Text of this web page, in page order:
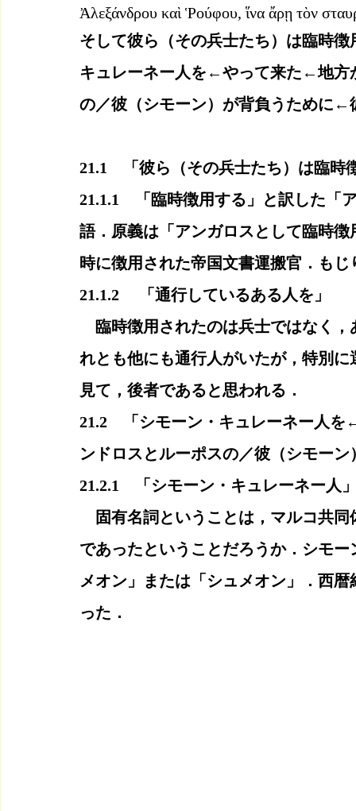
Ἀλεξάνδρου καὶ Ῥούφου, ἵνα ἄρῃ τὸν
そして彼ら（その兵士たち）は臨時
キュレーネー人を←やって来た←地方
の／彼（シモーン）が背負うために←
21.1　「彼ら（その兵士たち）は臨
21.1.1　「臨時徴用する」と訳した「
語．原義は「アンガロスとして臨時
時に徴用された帝国文書運搬官．も
21.1.2 　「通行しているある人を」
臨時徴用されたのは兵士ではなく，
れとも他にも通行人がいたが，特別
見て，後者であると思われる．
21.2　「シモーン・キュレーネー人
ンドロスとルーポスの／彼（シモー
21.2.1　「シモーン・キュレーネー人
固有名詞ということは，マルコ共同
であったということだろうか．シモ
メオン」または「シュメオン」．西
った．